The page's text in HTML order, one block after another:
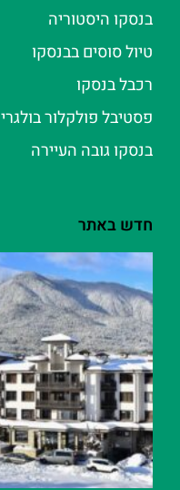
בנסקו היסטוריה
טיול סוסים בבנסקו
רכבל בנסקו
פסטיבל פולקלור
בנסקו גובה העיירה
חדש באתר